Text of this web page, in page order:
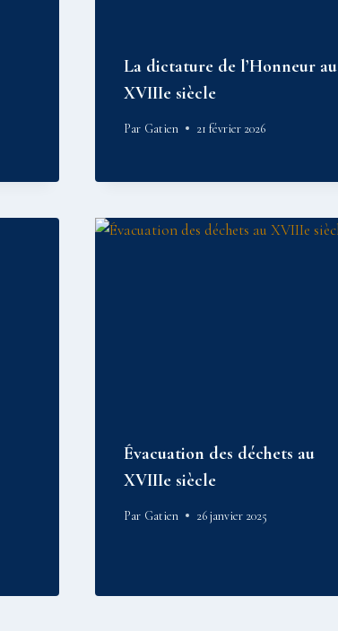
La dictature de l’Honneur au
XVIIIe siècle
Par Gatien 21 février 2026
Évacuation des déchets au
XVIIIe siècle
Par Gatien 26 janvier 2025